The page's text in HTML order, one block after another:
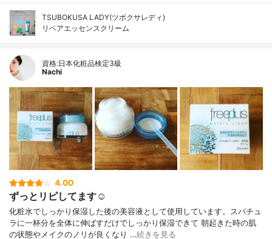
TSUBOKUSA LADY(ツボクサレディ)
リペアエッセンスクリーム
資格:日本化粧品検定3級
Nachi
4.00
ずっとリピしてます☺︎
化粧水でしっかり保湿した後の美容液として使用しています。スパチュ
ラに一杯分を全体に伸ばすだけでしっかり保湿できて 朝起きた時の肌
の状態やメイクのノリが良くなり …続きを見る